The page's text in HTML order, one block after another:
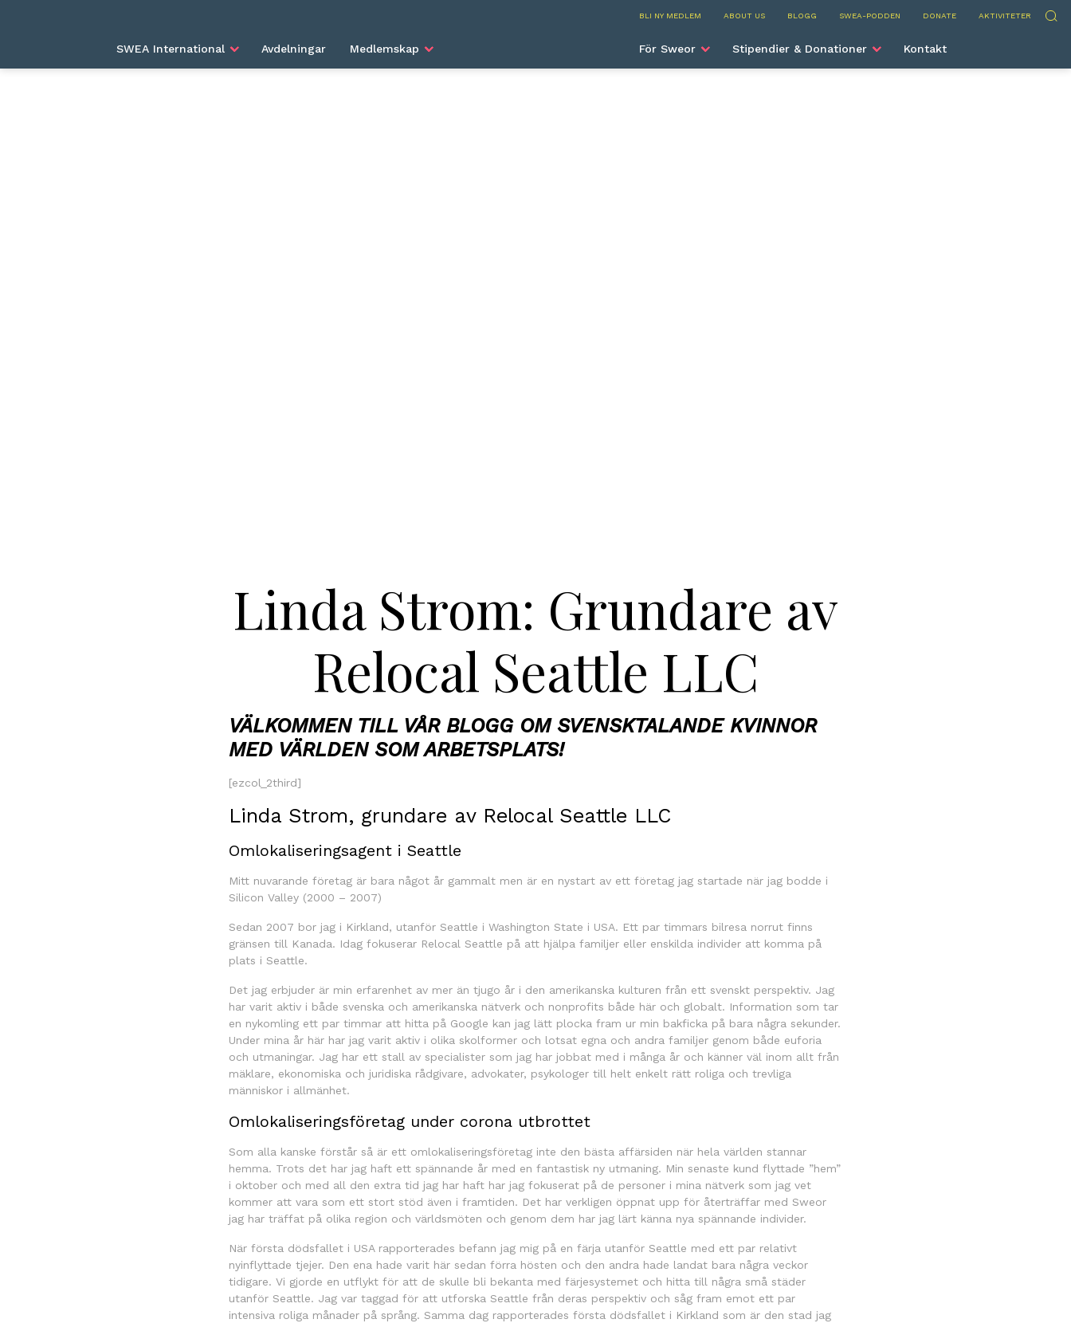
BLI NY MEDLEM ABOUT US BLOGG SWEA-PODDEN DONATE AKTIVITETER Sök
SWEA International
SWEA International Avdelningar Medlemskap För Sweor Stipendier & Donationer Kontakt
LINDA STROM: GRUNDARE AV RELOCAL SEATTLE LLC
Linda Strom: Grundare av
Relocal Seattle LLC
VÄLKOMMEN TILL VÅR BLOGG OM SVENSKTALANDE KVINNOR
MED VÄRLDEN SOM ARBETSPLATS!
[ezcol_2third]
Linda Strom, grundare av Relocal Seattle LLC
Omlokaliseringsagent i Seattle
Mitt nuvarande företag är bara något år gammalt men är en nystart av ett företag jag startade när jag bodde i
Silicon Valley (2000 – 2007)
Sedan 2007 bor jag i Kirkland, utanför Seattle i Washington State i USA. Ett par timmars bilresa norrut finns
gränsen till Kanada. Idag fokuserar Relocal Seattle på att hjälpa familjer eller enskilda individer att komma på
plats i Seattle.
Det jag erbjuder är min erfarenhet av mer än tjugo år i den amerikanska kulturen från ett svenskt perspektiv. Jag
har varit aktiv i både svenska och amerikanska nätverk och nonprofits både här och globalt. Information som tar
en nykomling ett par timmar att hitta på Google kan jag lätt plocka fram ur min bakficka på bara några sekunder.
Under mina år här har jag varit aktiv i olika skolformer och lotsat egna och andra familjer genom både euforia
och utmaningar. Jag har ett stall av specialister som jag har jobbat med i många år och känner väl inom allt från
mäklare, ekonomiska och juridiska rådgivare, advokater, psykologer till helt enkelt rätt roliga och trevliga
människor i allmänhet.
Omlokaliseringsföretag under corona utbrottet
Som alla kanske förstår så är ett omlokaliseringsföretag inte den bästa affärsiden när hela världen stannar
hemma. Trots det har jag haft ett spännande år med en fantastisk ny utmaning. Min senaste kund flyttade ”hem”
i oktober och med all den extra tid jag har haft har jag fokuserat på de personer i mina nätverk som jag vet
kommer att vara som ett stort stöd även i framtiden. Det har verkligen öppnat upp för återträffar med Sweor
jag har träffat på olika region och världsmöten och genom dem har jag lärt känna nya spännande individer.
När första dödsfallet i USA rapporterades befann jag mig på en färja utanför Seattle med ett par relativt
nyinflyttade tjejer. Den ena hade varit här sedan förra hösten och den andra hade landat bara några veckor
tidigare. Vi gjorde en utflykt för att de skulle bli bekanta med färjesystemet och hitta till några små städer
utanför Seattle. Jag var taggad för att utforska Seattle från deras perspektiv och såg fram emot ett par
intensiva roliga månader på språng. Samma dag rapporterades första dödsfallet i Kirkland som är den stad jag